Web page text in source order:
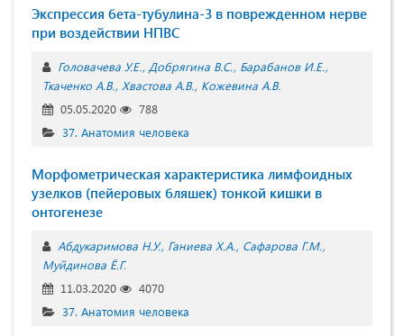
Экспрессия бета-тубулина-3 в поврежденном нерве
при воздействии НПВС
Головачева У.Е. Добрягина В.С. Барабанов И.Е.
Ткаченко А.В. Хвастова А.В. Кожевина А.В.
05.05.2020
788
37. Анатомия человека
Морфометрическая характеристика лимфоидных
узелков (пейеровых бляшек) тонкой кишки в
онтогенезе
Абдукаримова Н.У. Ганиева Х.А. Сафарова Г.М.
Муйдинова Ё.Г.
11.03.2020
4070
37. Анатомия человека